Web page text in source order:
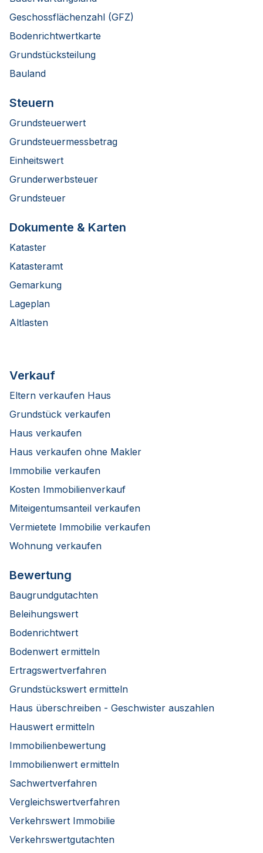
Geschossflächenzahl (GFZ)
Bodenrichtwertkarte
Grundstücksteilung
Bauland
Steuern
Grundsteuerwert
Grundsteuermessbetrag
Einheitswert
Grunderwerbsteuer
Grundsteuer
Dokumente & Karten
Kataster
Katasteramt
Gemarkung
Lageplan
Altlasten
Verkauf
Eltern verkaufen Haus
Grundstück verkaufen
Haus verkaufen
Haus verkaufen ohne Makler
Immobilie verkaufen
Kosten Immobilienverkauf
Miteigentumsanteil verkaufen
Vermietete Immobilie verkaufen
Wohnung verkaufen
Bewertung
Baugrundgutachten
Beleihungswert
Bodenrichtwert
Bodenwert ermitteln
Ertragswertverfahren
Grundstückswert ermitteln
Haus überschreiben - Geschwister auszahlen
Hauswert ermitteln
Immobilienbewertung
Immobilienwert ermitteln
Sachwertverfahren
Vergleichswertverfahren
Verkehrswert Immobilie
Verkehrswertgutachten